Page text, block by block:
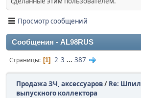
Просмотр сообщений
Сообщения - AL98RUS
Страницы 1 2 3 ... 387
Продажа ЗЧ, аксессуаров/ Re:
выпускного коллектора